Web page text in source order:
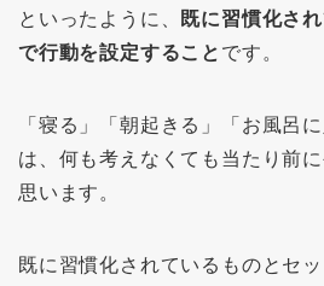
といったように、
既に習慣化さ
で行動を設定すること です。
「寝る」「朝起きる」「お風呂
は、何も考えなくても当たり前
思います。
既に習慣化されているものとセ